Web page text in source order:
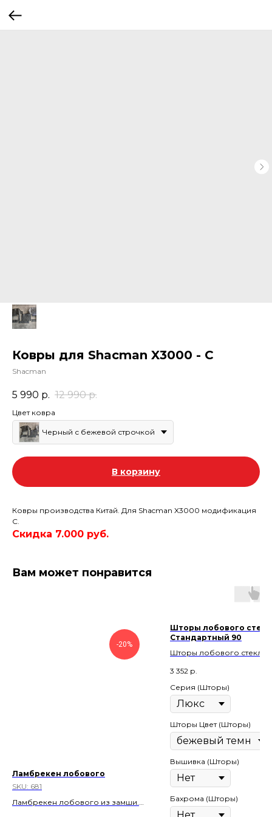
Ковры для Shacman X3000 - C
Shacman
5 990 р. 12 990 р.
Цвет ковра
Черный с бежевой строчкой
В корзину
Ковры производства Китай. Для Shacman X3000 модификация
C.
Скидка 7.000 руб.
Вам может понравится
-20%
Ламбрекен лобового
SKU: 681
Ламбрекен лобового из замши.
Шторы лобового
Стандартный 90
Шторы лобового стекла/
3 352 р.
Серия (Шторы)
Шторы Цвет (Шторы)
Вышивка (Шторы)
Бахрома (Шторы)